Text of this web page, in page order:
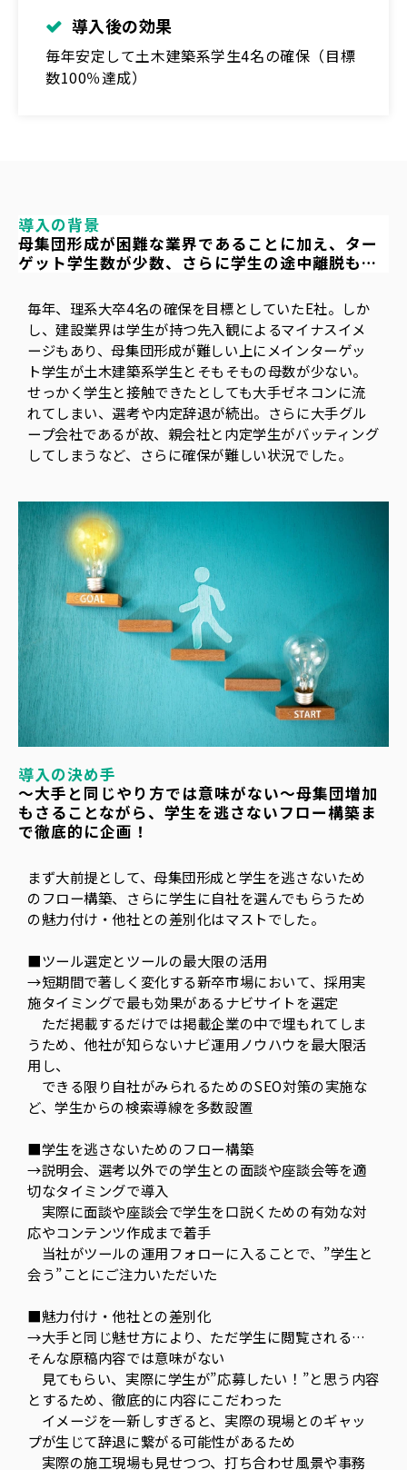
導入後の効果
毎年安定して土木建築系学生4名の確保（目標
数100％達成）
導入の背景
母集団形成が困難な業界であることに加え、ター
ゲット学生数が少数、さらに学生の途中離脱も…
毎年、理系大卒4名の確保を目標としていたE社。しか
し、建設業界は学生が持つ先入観によるマイナスイメ
ージもあり、母集団形成が難しい上にメインターゲッ
ト学生が土木建築系学生とそもそもの母数が少ない。
せっかく学生と接触できたとしても大手ゼネコンに流
れてしまい、選考や内定辞退が続出。さらに大手グル
ープ会社であるが故、親会社と内定学生がバッティング
してしまうなど、さらに確保が難しい状況でした。
導入の決め手
～大手と同じやり方では意味がない～母集団増加
もさることながら、学生を逃さないフロー構築ま
で徹底的に企画！
まず大前提として、母集団形成と学生を逃さないため
のフロー構築、さらに学生に自社を選んでもらうため
の魅力付け・他社との差別化はマストでした。
■ツール選定とツールの最大限の活用
→短期間で著しく変化する新卒市場において、採用実
施タイミングで最も効果があるナビサイトを選定
ただ掲載するだけでは掲載企業の中で埋もれてしま
うため、他社が知らないナビ運用ノウハウを最大限活
用し、
できる限り自社がみられるためのSEO対策の実施な
ど、学生からの検索導線を多数設置
■学生を逃さないためのフロー構築
→説明会、選考以外での学生との面談や座談会等を適
切なタイミングで導入
実際に面談や座談会で学生を口説くための有効な対
応やコンテンツ作成まで着手
当社がツールの運用フォローに入ることで、”学生と
会う”ことにご注力いただいた
■魅力付け・他社との差別化
→大手と同じ魅せ方により、ただ学生に閲覧される…
そんな原稿内容では意味がない
見てもらい、実際に学生が”応募したい！”と思う内容
とするため、徹底的に内容にこだわった
イメージを一新しすぎると、実際の現場とのギャッ
プが生じて辞退に繋がる可能性があるため
実際の施工現場も見せつつ、打ち合わせ風景や事務